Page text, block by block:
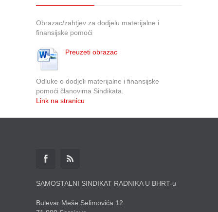
Obrazac/zahtjev za dodjelu materijalne i
finansijske pomoći
Preuzeti obrazac
Odluke o dodjeli materijalne i finansijske
pomoći članovima Sindikata.
Link na stranicu
SAMOSTALNI SINDIKAT RADNIKA U BHRT-u
Bulevar Meše Selimovića 12.